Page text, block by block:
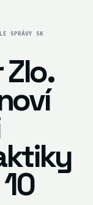
SPRÁVY SK